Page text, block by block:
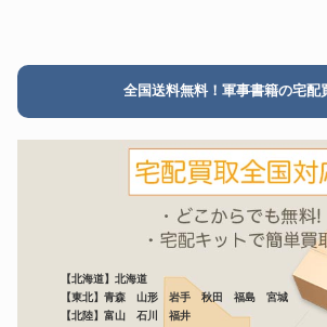
全国送料無料！軍事書籍の宅配
【北海道】北海道
【東北】青森 山形 岩手 秋田 福島 宮城
【北陸】富山 石川 福井